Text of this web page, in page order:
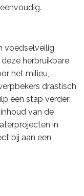
voedselveilig
herbruikbare
het milieu,
drastisch
een stap verder:
van de
in
bij aan een